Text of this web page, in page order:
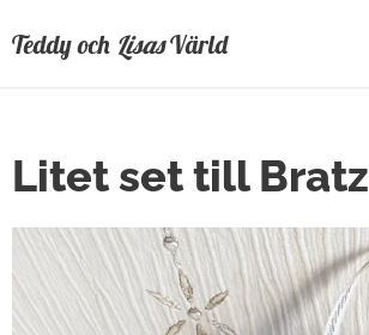
Teddy och LisasVärld
Litet set till Bratz